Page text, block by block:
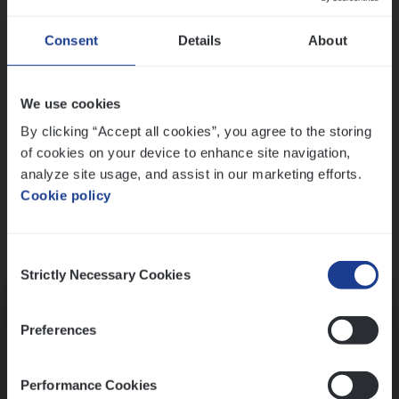
Consent Details About
We use cookies
By clicking “Accept all cookies”, you agree to the storing
of cookies on your device to enhance site navigation,
analyze site usage, and assist in our marketing efforts.
Cookie policy
Selection
Strictly Necessary Cookies
Preferences
Performance Cookies
Ons sollicitatieproces